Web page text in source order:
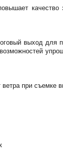
качество
выход для
при съемке